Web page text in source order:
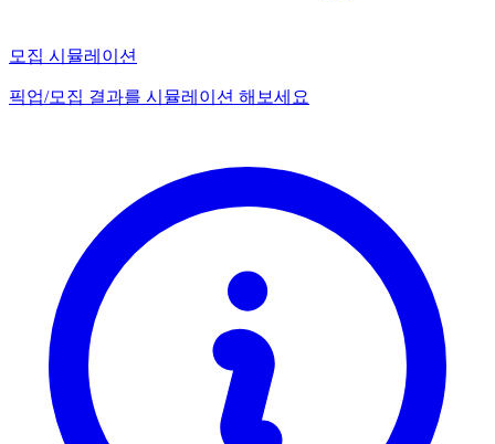
모집 시뮬레이션
픽업/모집 결과를 시뮬레이션 해보세요